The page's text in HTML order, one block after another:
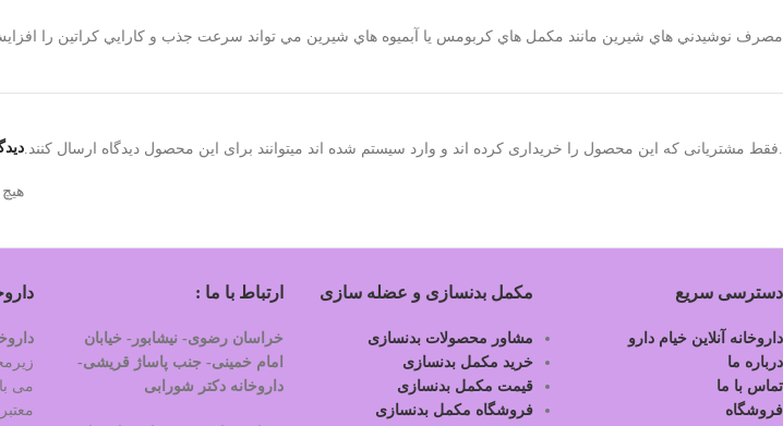
مصرف نوشيدني هاي شيرين مانند مكمل هاي كربومس يا آبميوه هاي شيرين مي تواند سرعت جذب و كارايي كراتين را
.فقط مشتریانی که این محصول را خریداری کرده اند و وارد سیستم شده اند میتوانند برای این محصول دیدگاه ارسال کنند.
دسترسی سریع
داروخانه آنلاین خیام دارو
درباره ما
تماس با ما
فروشگاه
مکمل بدنسازی و عضله سازی
مشاور محصولات بدنسازی
خرید مکمل بدنسازی
قیمت مکمل بدنسازی
فروشگاه مکمل بدنسازی
ارتباط با ما :
خراسان رضوی- نیشابور- خیابان
امام خمینی- جنب پاساژ قریشی-
داروخانه دکتر شورابی
می